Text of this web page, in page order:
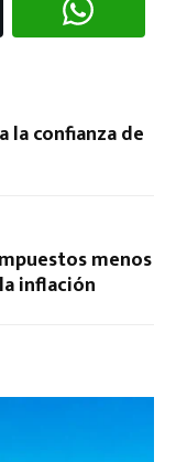
la confianza de
menos
inflación